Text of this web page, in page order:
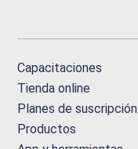
Capacitaciones
Tienda online
Planes de suscripción
Productos